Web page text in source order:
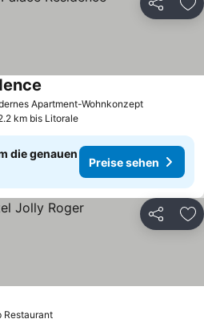
Teilen
Apartment-WohnkonzeptPreise
km bis Litorale
die genauen
Preise sehen
Teilen
RestaurantPreise sehen